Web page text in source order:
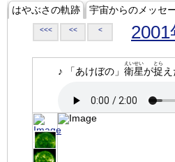
はやぶさの軌跡 宇宙からのメッセ
<<< << < 2001
♪ 「あけぼの」 衛星
えいせい
が捉
とら